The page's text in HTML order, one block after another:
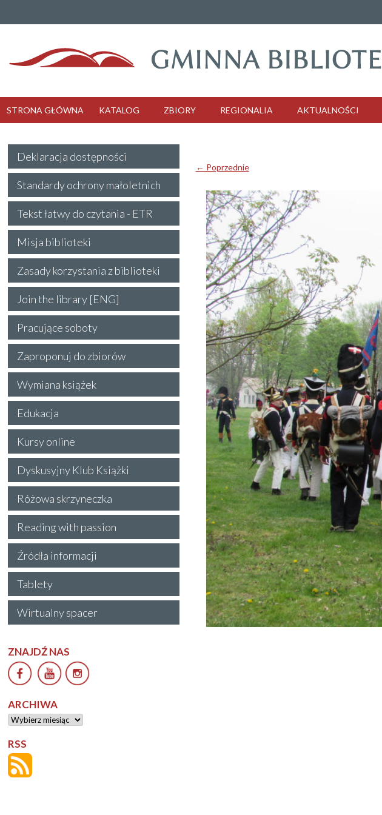
STRONA GŁÓWNA KATALOG ZBIORY REGIONALIA AKTUALNOŚCI
← Poprzednie
Deklaracja dostępności
Standardy ochrony małoletnich
Tekst łatwy do czytania - ETR
Misja biblioteki
Zasady korzystania z biblioteki
Join the library [ENG]
Pracujące soboty
Zaproponuj do zbiorów
Wymiana książek
Edukacja
Kursy online
Dyskusyjny Klub Książki
Różowa skrzyneczka
Reading with passion
Źródła informacji
Tablety
Wirtualny spacer
ZNAJDŹ NAS
ARCHIWA
Archiwa
RSS